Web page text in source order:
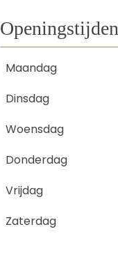
Openingstijden
Maandag
Dinsdag
Woensdag
Donderdag
Vrijdag
Zaterdag